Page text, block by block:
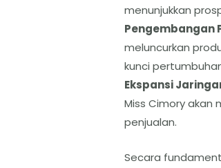
menunjukkan
​Pengembangan
meluncurkan
kunci
Ekspansi
Miss Cimory akan
penjualan.
​Secara